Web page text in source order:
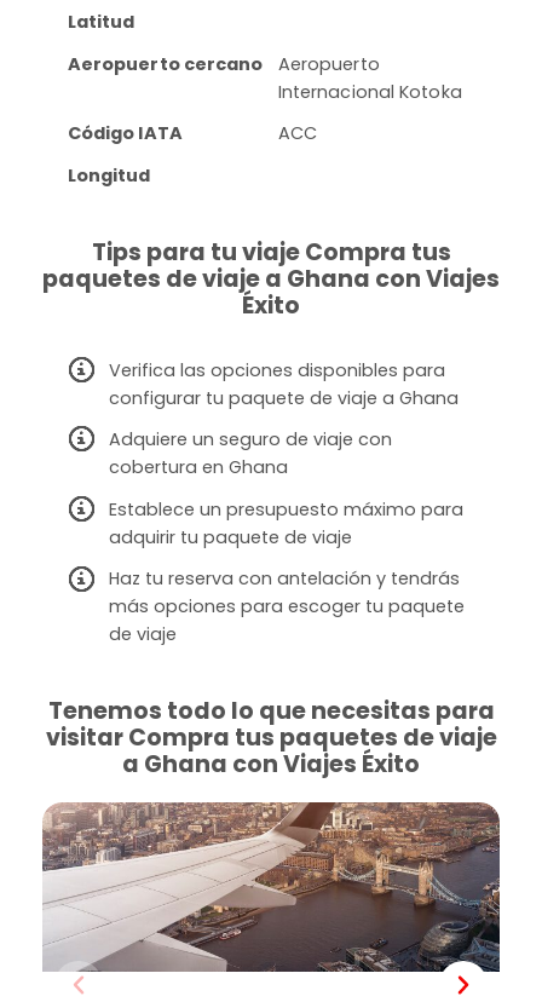
Latitud
Aeropuerto cercano
Aeropuerto
Internacional Kotoka
Código IATA
ACC
Longitud
Tips para tu viaje Compra tus
paquetes de viaje a Ghana con Viajes
Éxito
Verifica las opciones disponibles para
configurar tu paquete de viaje a Ghana
Adquiere un seguro de viaje con
cobertura en Ghana
Establece un presupuesto máximo para
adquirir tu paquete de viaje
Haz tu reserva con antelación y tendrás
más opciones para escoger tu paquete
de viaje
Tenemos todo lo que necesitas para
visitar Compra tus paquetes de viaje
a Ghana con Viajes Éxito